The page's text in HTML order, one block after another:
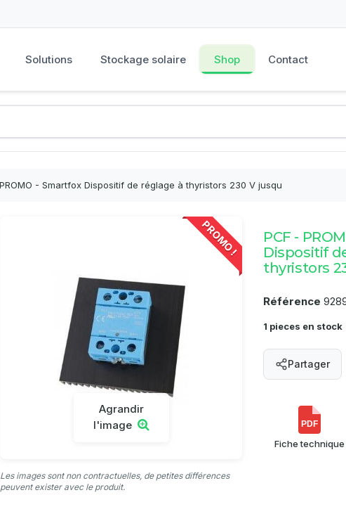
Solutions Stockage solaire Shop Contact
- Smartfox Dispositif de réglage à thyristors 230 V jusqu
PROMO !
Agrandir
l'image
Les images sont non contractuelles, de petites différences
peuvent exister avec le produit.
PCF -
Dispositif
thyristors
Référence
1 pieces en stock
Partager
PDF
Fiche technique